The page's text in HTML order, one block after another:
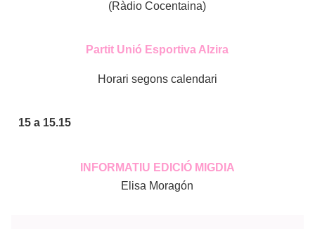
(Ràdio Cocentaina)
Partit Unió Esportiva Alzira
Horari segons calendari
15 a 15.15
INFORMATIU EDICIÓ MIGDIA
Elisa Moragón